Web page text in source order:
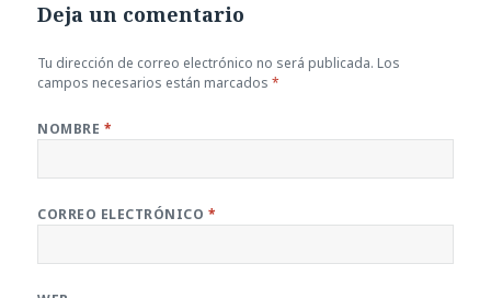
Deja un comentario
Tu dirección de correo electrónico no será publicada. Los
campos necesarios están marcados*
NOMBRE *
CORREO ELECTRÓNICO *